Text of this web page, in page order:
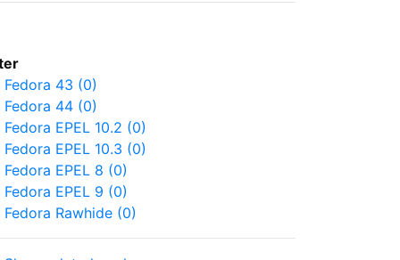
Fedora 43 (0)
Fedora 44 (0)
Fedora EPEL 10.2 (0)
Fedora EPEL 10.3 (0)
Fedora EPEL 8 (0)
Fedora EPEL 9 (0)
Fedora Rawhide (0)